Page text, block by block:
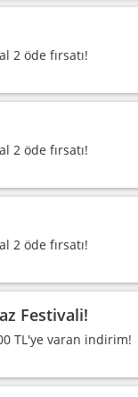
2 öde fırsatı!
2 öde fırsatı!
2 öde fırsatı!
Festivali!
TL'ye varan indirim!